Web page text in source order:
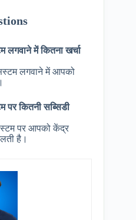
लगवाने में कितना खर्चा
लगवाने में आपको
पर कितनी सब्सिडी
पर आपको केंद्र
है।